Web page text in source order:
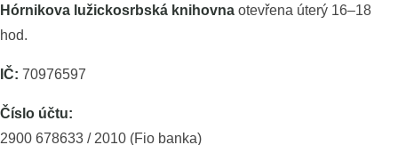
Hórnikova lužickosrbská knihovna otevřena úterý 16–18
hod.
IČ: 70976597
Číslo účtu:
2900 678633 / 2010 (Fio banka)